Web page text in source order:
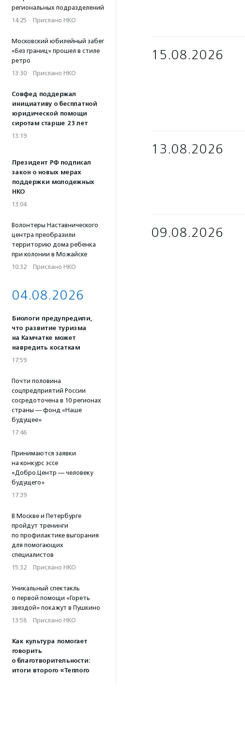
региональных подразделений
14:25 · Прислано НКО
Московский юбилейный забег
«Без границ» прошел в стиле
ретро
13:30 · Прислано НКО
Совфед поддержал
инициативу о бесплатной
юридической помощи
сиротам старше 23 лет
13:19
Президент РФ подписал
закон о новых мерах
поддержки молодежных
НКО
13:04
Волонтеры Наставнического
центра преобразили
территорию дома ребенка
при колонии в Можайске
10:32 · Прислано НКО
04.08.2026
Биологи предупредили,
что развитие туризма
на Камчатке может
навредить косаткам
17:59
Почти половина
соцпредприятий России
сосредоточена в 10 регионах
страны — фонд «Наше
будущее»
17:46
Принимаются заявки
на конкурс эссе
«Добро.Центр — человеку
будущего»
17:39
В Москве и Петербурге
пройдут тренинги
по профилактике выгорания
для помогающих
специалистов
15:32 · Прислано НКО
Уникальный спектакль
о первой помощи «Гореть
звездой» покажут в Пушкино
13:58 · Прислано НКО
Как культура помогает
говорить
о благотворительности:
итоги второго «Теплого
15.08.2026
13.08.2026
09.08.2026